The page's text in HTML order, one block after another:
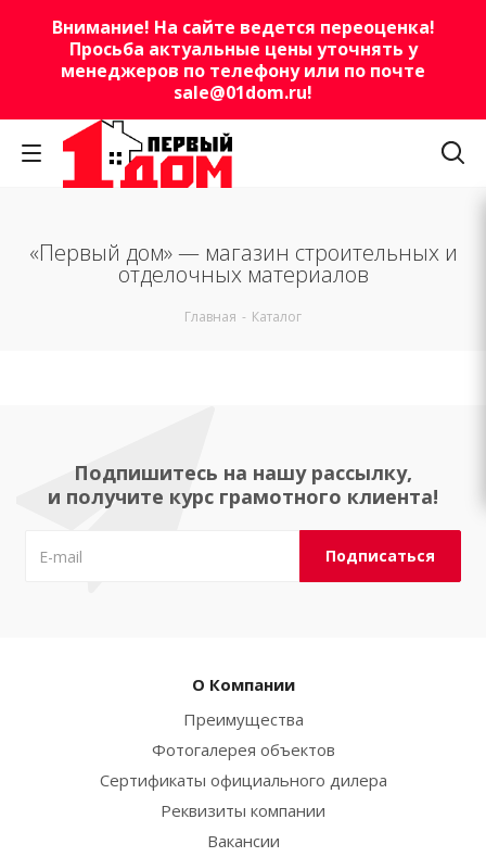
Внимание! На сайте ведется переоценка!
Просьба актуальные цены уточнять у
менеджеров по телефону или по почте
sale@01dom.ru!
«Первый дом» — магазин строительных и
отделочных материалов
Главная - Каталог
Подпишитесь на нашу рассылку,
и получите курс грамотного клиента!
О Компании
Преимущества
Фотогалерея объектов
Сертификаты официального дилера
Реквизиты компании
Вакансии